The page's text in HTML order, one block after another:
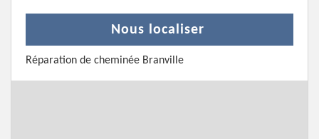
Nous localiser
Réparation de cheminée Branville